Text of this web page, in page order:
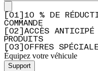
01
10 % DE
COMMANDE
02
ACCÈS ANTICIPÉ
PRODUITS
03 OFFRES
Équipez votre véhicule
Support